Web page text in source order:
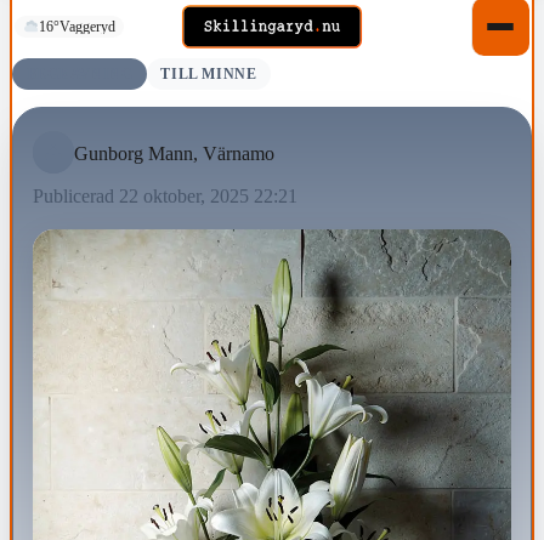
16°Vaggeryd
TILL MINNE
Gunborg Mann, Värnamo
Publicerad 22 oktober, 2025 22:21